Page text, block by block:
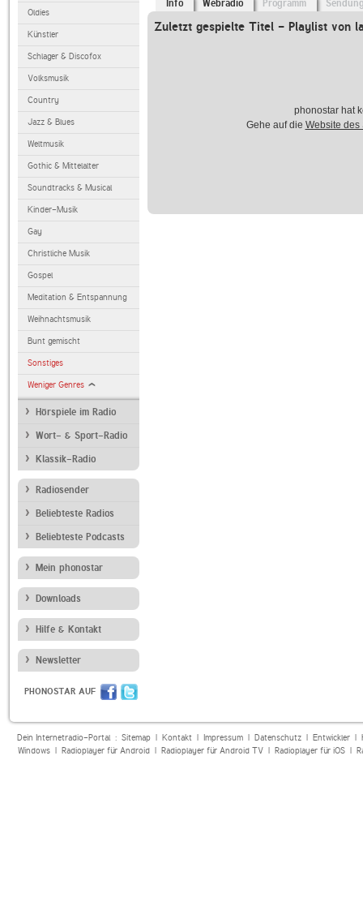
Oldies
Künstler
Schlager & Discofox
Volksmusik
Country
Jazz & Blues
Weltmusik
Gothic & Mittelalter
Soundtracks & Musical
Kinder-Musik
Gay
Christliche Musik
Gospel
Meditation & Entspannung
Weihnachtsmusik
Bunt gemischt
Sonstiges
Weniger Genres
Hörspiele im Radio
Wort- & Sport-Radio
Klassik-Radio
Radiosender
Beliebteste Radios
Beliebteste Podcasts
Mein phonostar
Downloads
Hilfe & Kontakt
Newsletter
PHONOSTAR AUF
Info Webradio Programm
Zuletzt gespielte Titel - Playlist von
phonostar hat
Gehe auf die Website des
Dein Internetradio-Portal : Sitemap| Kontakt| Impressum| Datenschutz| Entwickler|
Windows| Radioplayer für Android| Radioplayer für Android TV| Radioplayer für iOS|